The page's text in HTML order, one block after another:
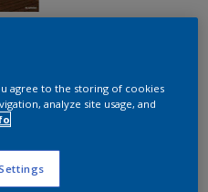
agree to the storing of cookies
analyze site usage, and